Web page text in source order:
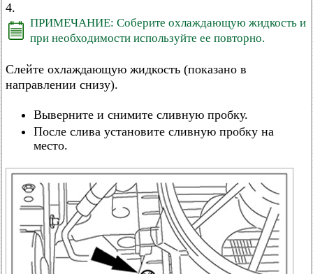
4.
ПРИМЕЧАНИЕ: Соберите охлаждающую жидкость и
при необходимости используйте ее повторно.
Слейте охлаждающую жидкость (показано в
направлении снизу).
Выверните и снимите сливную пробку.
После слива установите сливную пробку на
место.